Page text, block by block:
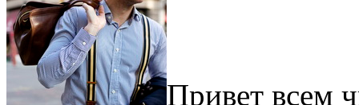
Привет всем